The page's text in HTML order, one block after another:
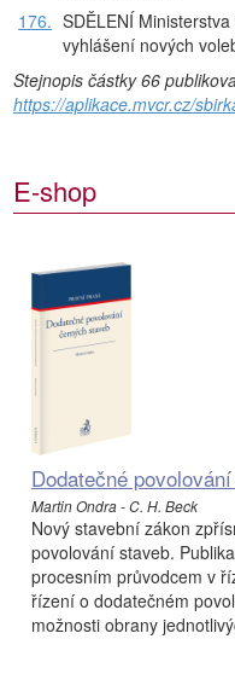
176. SDĚLENÍ
vyhlášení nových
Stejnopis částky 66
https://aplikace.mvcr.cz/
E-shop
Dodatečné
Martin Ondra - C. H. Beck
Nový stavební zákon
povolování staveb.
procesním průvodcem v
řízení o dodatečném
možnosti obrany